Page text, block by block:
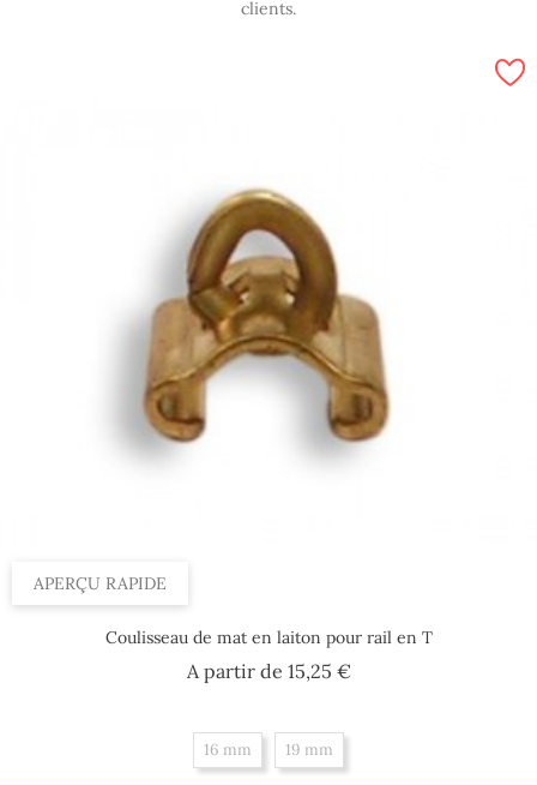
clients.
APERÇU RAPIDE
Coulisseau de mat en laiton pour rail en T
A partir de 15,25 €Prix
16 mm 19 mm